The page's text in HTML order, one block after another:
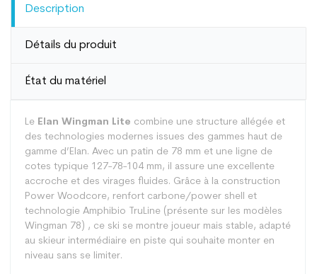
Description
Détails du produit
État du matériel
Le Elan Wingman Lite combine une structure allégée et
des technologies modernes issues des gammes haut de
gamme d’Elan. Avec un patin de 78 mm et une ligne de
cotes typique 127-78-104 mm, il assure une excellente
accroche et des virages fluides. Grâce à la construction
Power Woodcore, renfort carbone/power shell et
technologie Amphibio TruLine (présente sur les modèles
Wingman 78) , ce ski se montre joueur mais stable, adapté
au skieur intermédiaire en piste qui souhaite monter en
niveau sans se limiter.